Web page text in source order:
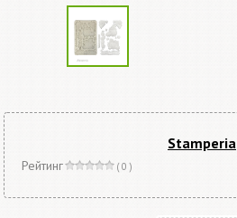
Stamperia
Рейтинг ( 0 )